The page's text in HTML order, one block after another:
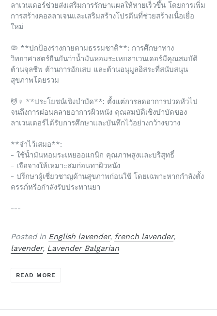
ลาเวนเดอร์ช่วยส่งเสริมการรักษาแผลให้หายเร็วขึ้น โดยการเพิ่ม
การสร้างคอลลาเจนและเสริมสร้างโปรตีนที่ช่วยสร้างเนื้อเยื่อ
ใหม่
🦠 **ปกป้องร่างกายตามธรรมชาติ**: การศึกษาทาง
วิทยาศาสตร์ยืนยันว่าน้ำมันหอมระเหยลาเวนเดอร์มีคุณสมบัติ
ต้านจุลชีพ ต้านการอักเสบ และต้านอนุมูลอิสระที่สนับสนุน
สุขภาพโดยรวม
💆♀️ **ประโยชน์เชิงบำบัด**: ตั้งแต่การลดอาการปวดหัวไป
จนถึงการผ่อนคลายอาการผิวหนัง คุณสมบัติเชิงบำบัดของ
ลาเวนเดอร์ได้รับการศึกษาและบันทึกไว้อย่างกว้างขวาง
**จำไว้เสมอ**:
- ใช้น้ำมันหอมระเหยออแกนิก คุณภาพสูงและบริสุทธิ์
- เจือจางให้เหมาะสมก่อนทาผิวหนัง
- ปรึกษาผู้เชี่ยวชาญด้านสุขภาพก่อนใช้ โดยเฉพาะหากกำลังตั้ง
ครรภ์หรือกำลังรับประทานยา
---
Posted in English lavender, french lavender,
lavender, Lavender Balgarian
READ MORE